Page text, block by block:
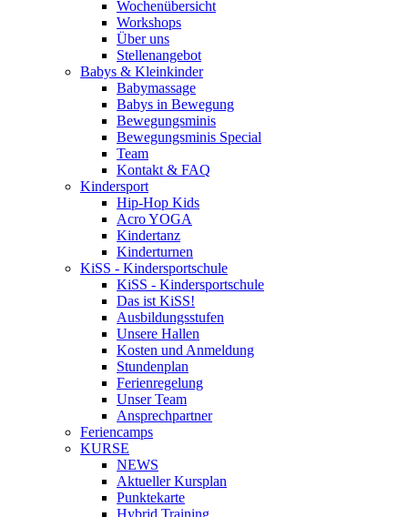
Wochenübersicht
Workshops
Über uns
Stellenangebot
Babys & Kleinkinder
Babymassage
Babys in Bewegung
Bewegungsminis
Bewegungsminis Special
Team
Kontakt & FAQ
Kindersport
Hip-Hop Kids
Acro YOGA
Kindertanz
Kinderturnen
KiSS - Kindersportschule
KiSS - Kindersportschule
Das ist KiSS!
Ausbildungsstufen
Unsere Hallen
Kosten und Anmeldung
Stundenplan
Ferienregelung
Unser Team
Ansprechpartner
Feriencamps
KURSE
NEWS
Aktueller Kursplan
Punktekarte
Hybrid Training